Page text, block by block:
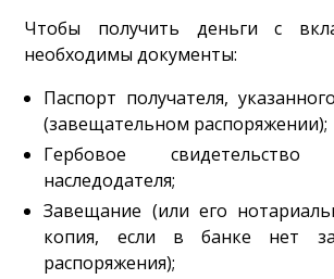
Чтобы получить деньги с
необходимы документы:
Паспорт получателя,
(завещательном распоряжении);
Гербовое
наследодателя;
Завещание (или его
копия, если в банке нет
распоряжения);